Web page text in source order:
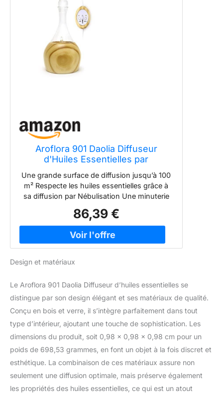
Aroflora 901 Daolia Diffuseur
d'Huiles Essentielles par
Nébulisation en Verre et Bois
Une grande surface de diffusion jusqu’à 100
m² Respecte les huiles essentielles grâce à
sa diffusion par Nébulisation Une minuterie
intégré dans une télécommande filaire Un
bouchon orientable à 360°c pour choisir la
direction de votre diffusion Garanti 2 ans
86,39 €
Design et matériaux
Le Aroflora 901 Daolia Diffuseur d’huiles essentielles se
distingue par son design élégant et ses matériaux de qualité.
Conçu en bois et verre, il s’intègre parfaitement dans tout
type d’intérieur, ajoutant une touche de sophistication. Les
dimensions du produit, soit 0,98 x 0,98 x 0,98 cm pour un
poids de 698,53 grammes, en font un objet à la fois discret et
esthétique. La combinaison de ces matériaux assure non
seulement une diffusion optimale, mais préserve également
les propriétés des huiles essentielles, ce qui est un atout